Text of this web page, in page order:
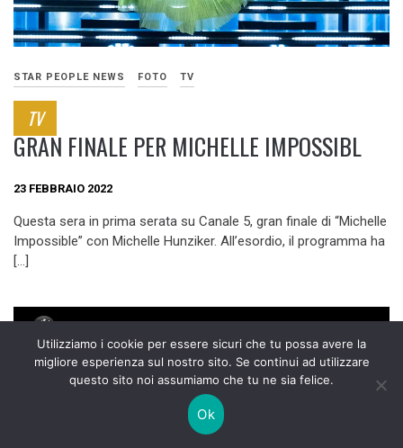
STAR PEOPLE NEWS FOTO TV
TV
GRAN FINALE PER MICHELLE IMPOSSIBL
23 FEBBRAIO 2022
Questa sera in prima serata su Canale 5, gran finale di “Michelle
Impossible” con Michelle Hunziker. All’esordio, il programma ha
[…]
Utilizziamo i cookie per essere sicuri che tu possa avere la
migliore esperienza sul nostro sito. Se continui ad utilizzare
questo sito noi assumiamo che tu ne sia felice.
Ok